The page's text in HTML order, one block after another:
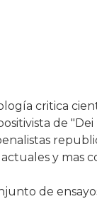
critica
de
y mas
de